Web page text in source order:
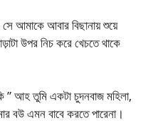
আমাকে আবার বিছানায় শুয়ে
উপর নিচ করে খেচতে থাকে
” আহ তুমি একটা চুদনবাজ মহিলা,
বউ এমন বাবে করতে পারেনা।